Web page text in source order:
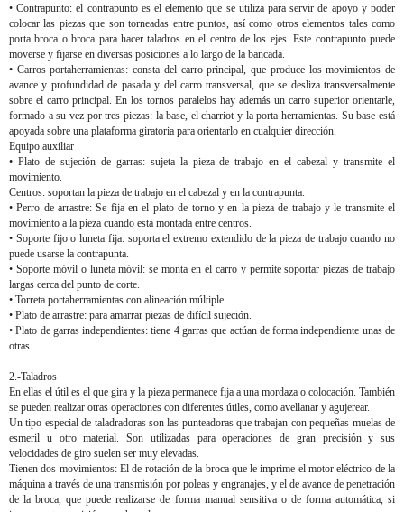
• Contrapunto: el contrapunto es el elemento que se utiliza para servir de apoyo y poder
colocar las piezas que son torneadas entre puntos, así como otros elementos tales como
porta broca o broca para hacer taladros en el centro de los ejes. Este contrapunto puede
moverse y fijarse en diversas posiciones a lo largo de la bancada.
• Carros portaherramientas: consta del carro principal, que produce los movimientos de
avance y profundidad de pasada y del carro transversal, que se desliza transversalmente
sobre el carro principal. En los tornos paralelos hay además un carro superior orientarle,
formado a su vez por tres piezas: la base, el charriot y la porta herramientas. Su base está
apoyada sobre una plataforma giratoria para orientarlo en cualquier dirección.
Equipo auxiliar
• Plato de sujeción de garras: sujeta la pieza de trabajo en el cabezal y transmite el
movimiento.
Centros: soportan la pieza de trabajo en el cabezal y en la contrapunta.
• Perro de arrastre: Se fija en el plato de torno y en la pieza de trabajo y le transmite el
movimiento a la pieza cuando está montada entre centros.
• Soporte fijo o luneta fija: soporta el extremo extendido de la pieza de trabajo cuando no
puede usarse la contrapunta.
• Soporte móvil o luneta móvil: se monta en el carro y permite soportar piezas de trabajo
largas cerca del punto de corte.
• Torreta portaherramientas con alineación múltiple.
• Plato de arrastre: para amarrar piezas de difícil sujeción.
• Plato de garras independientes: tiene 4 garras que actúan de forma independiente unas de
otras.
2.-Taladros
En ellas el útil es el que gira y la pieza permanece fija a una mordaza o colocación. También
se pueden realizar otras operaciones con diferentes útiles, como avellanar y agujerear.
Un tipo especial de taladradoras son las punteadoras que trabajan con pequeñas muelas de
esmeril u otro material. Son utilizadas para operaciones de gran precisión y sus
velocidades de giro suelen ser muy elevadas.
Tienen dos movimientos: El de rotación de la broca que le imprime el motor eléctrico de la
máquina a través de una transmisión por poleas y engranajes, y el de avance de penetración
de la broca, que puede realizarse de forma manual sensitiva o de forma automática, si